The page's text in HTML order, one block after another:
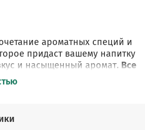
ароматных специй и
придаст вашему напитку
и насыщенный аромат. Все
без